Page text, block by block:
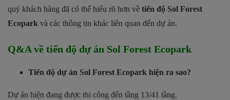
quý khách hàng đã có thể hiểu rõ hơn về tiến độ Sol Forest
Ecopark và các thông tin khác liên quan đến dự án.
Q&A về tiến độ dự án Sol Forest Ecopark
Tiến độ dự án Sol Forest Ecopark hiện ra sao?
Dự án hiện đang được thi công đến tầng 13/41 tầng.